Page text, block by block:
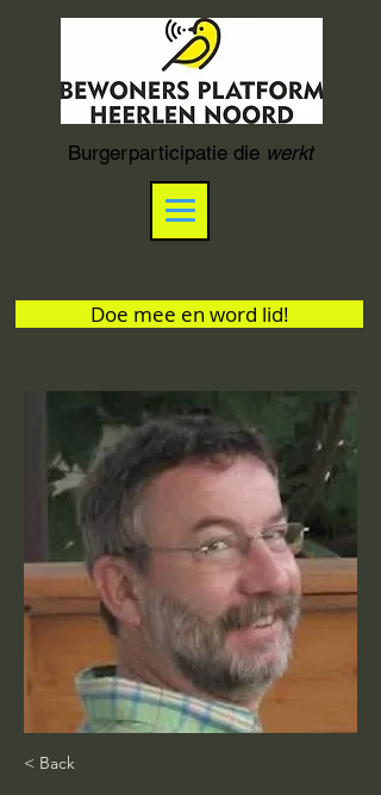
Burgerparticipatie die werkt
Doe mee en word lid!
< Back